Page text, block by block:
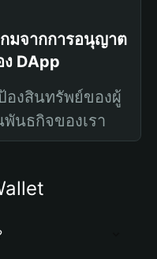
มจากการอนุญาต
DApp
องสินทรัพย์ของผู้
นธกิจของเรา